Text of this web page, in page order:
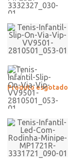
Produto esgotado